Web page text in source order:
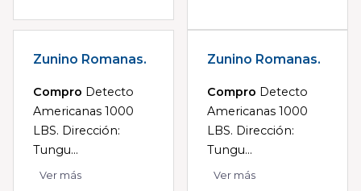
Zunino Romanas.
Compro Detecto
Americanas 1000
LBS. Dirección:
Tungu...
Ver más
Zunino Romanas.
Compro Detecto
Americanas 1000
LBS. Dirección:
Tungu...
Ver más